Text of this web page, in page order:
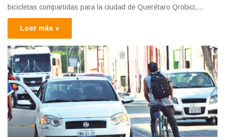
bicicletas compartidas para la ciudad de Querétaro Qrobici,…
Leer más »